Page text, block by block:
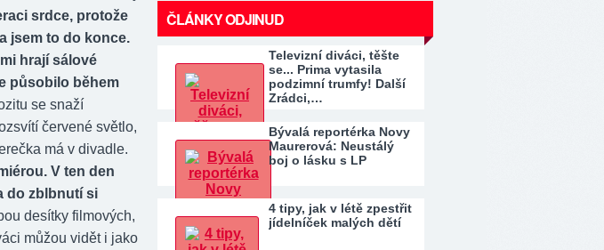
srdce, protože
jsem to do konce.
hrají sálové
působilo během
se snaží
červené světlo,
má v divadle.
V ten den
do zblbnutí si
desítky filmových,
můžou vidět i jako
ČLÁNKY ODJINUD
Televizní diváci, těšte
se... Prima vytasila
podzimní trumfy! Další
Zrádci,…
Bývalá reportérka Novy
Maurerová: Neustálý
boj o lásku s LP
4 tipy, jak v létě zpestřit
jídelníček malých dětí